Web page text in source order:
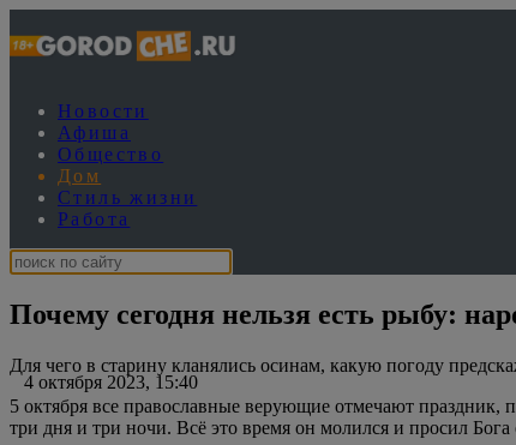
Новости
Афиша
Общество
Дом
Стиль жизни
Работа
Почему сегодня нельзя есть рыбу:
4 октября 2023, 15:40
Для чего в старину кланялись осинам, какую погоду
5 октября все православные верующие отмечают праздник,
три дня и три ночи. Всё это время он молился и просил Бога